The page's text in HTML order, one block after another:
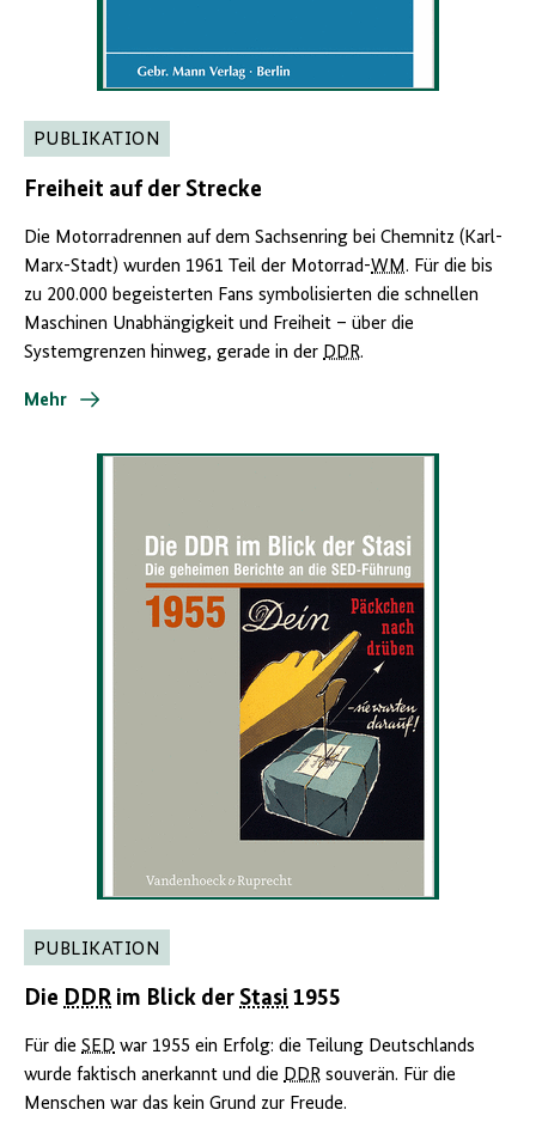
PUBLIKATION
Freiheit auf der Strecke
Die Motorradrennen auf dem Sachsenring bei Chemnitz (Karl-
Marx-Stadt) wurden 1961 Teil der Motorrad-WM. Für die bis
zu 200.000 begeisterten Fans symbolisierten die schnellen
Maschinen Unabhängigkeit und Freiheit – über die
Systemgrenzen hinweg, gerade in der DDR.
Mehr
PUBLIKATION
Die DDR im Blick der Stasi 1955
Für die SED war 1955 ein Erfolg: die Teilung Deutschlands
wurde faktisch anerkannt und die DDR souverän. Für die
Menschen war das kein Grund zur Freude.